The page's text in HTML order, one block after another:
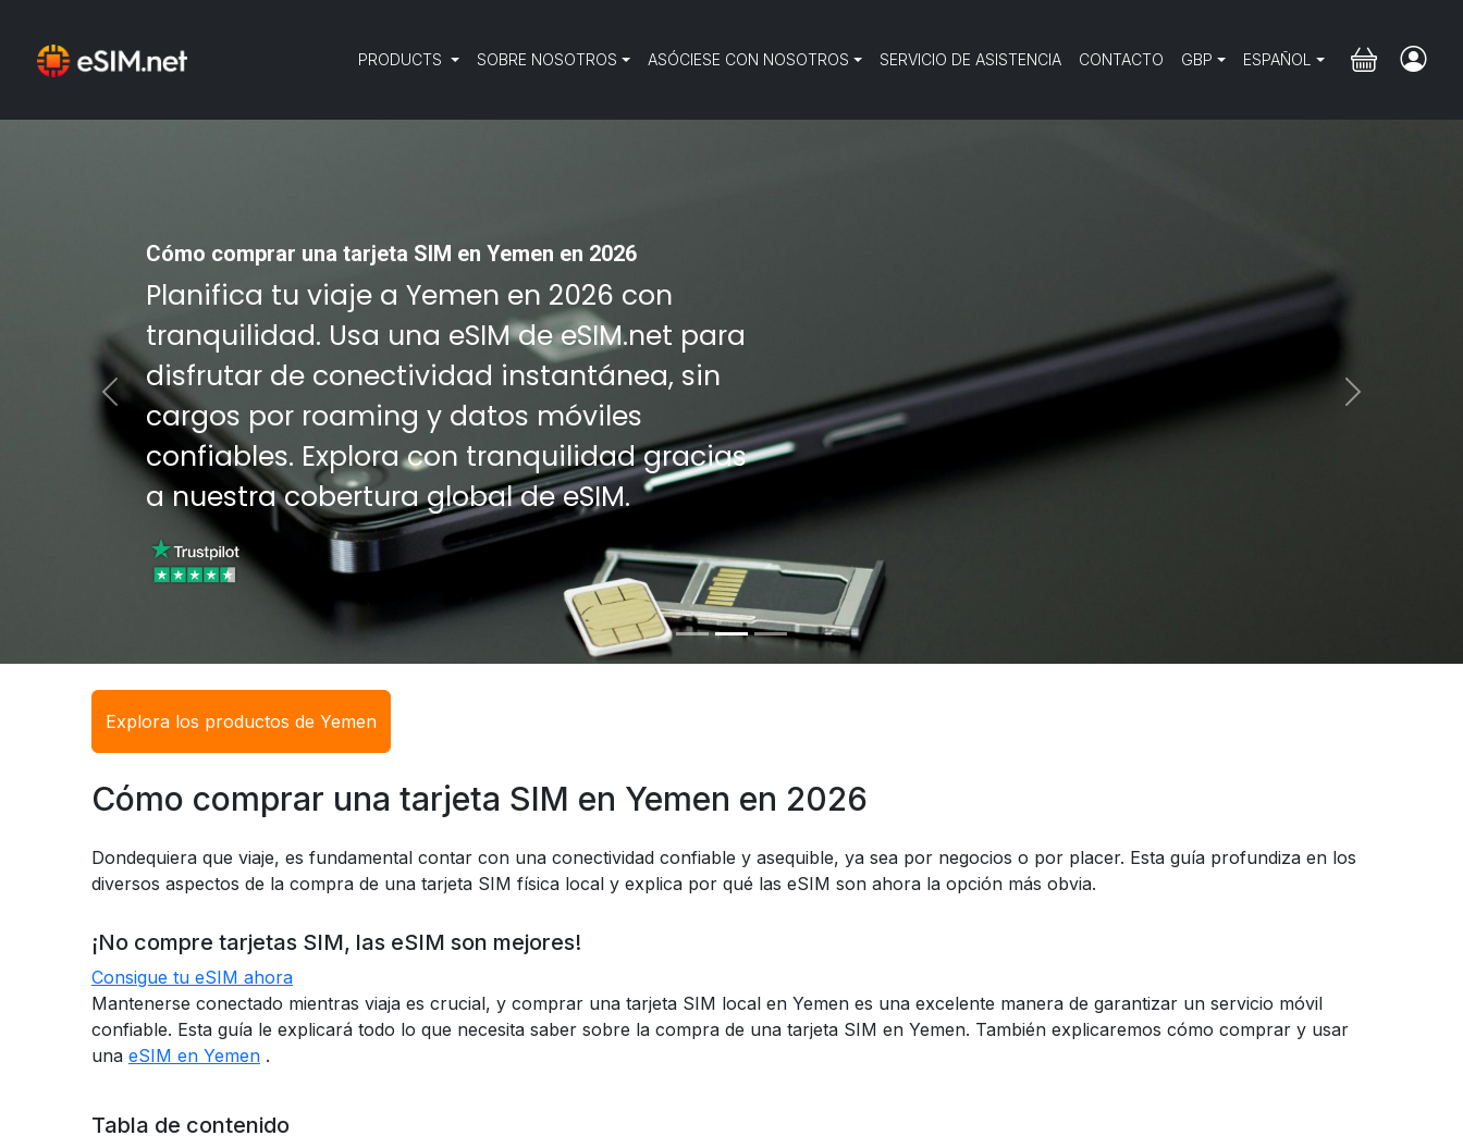
PRODUCTS SOBRE NOSOTROS ASÓCIESE CON NOSOTROS SERVICIO DE ASISTENCIA CONTACTO GBP ESPAÑOL
Cómo comprar una tarjeta SIM en Yemen en 2026
Planifica tu viaje a Yemen en 2026 con
tranquilidad. Usa una eSIM de eSIM.net para
disfrutar de conectividad instantánea, sin
cargos por roaming y datos móviles
confiables. Explora con tranquilidad gracias
a nuestra cobertura global de eSIM.
Previous Next
Explora los productos de Yemen
Cómo comprar una tarjeta SIM en Yemen en 2026
Dondequiera que viaje, es fundamental contar con una conectividad confiable y asequible, ya sea por negocios o por placer. Esta guía profundiza en los
diversos aspectos de la compra de una tarjeta SIM física local y explica por qué las eSIM son ahora la opción más obvia.
¡No compre tarjetas SIM, las eSIM son mejores!
Consigue tu eSIM ahora
Mantenerse conectado mientras viaja es crucial, y comprar una tarjeta SIM local en Yemen es una excelente manera de garantizar un servicio móvil
confiable. Esta guía le explicará todo lo que necesita saber sobre la compra de una tarjeta SIM en Yemen. También explicaremos cómo comprar y usar
una eSIM en Yemen .
Tabla de contenido